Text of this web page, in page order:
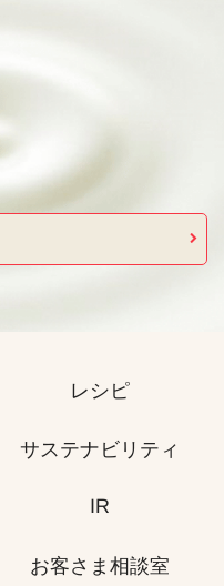
レシピ
サステナビリティ
IR
お客さま相談室